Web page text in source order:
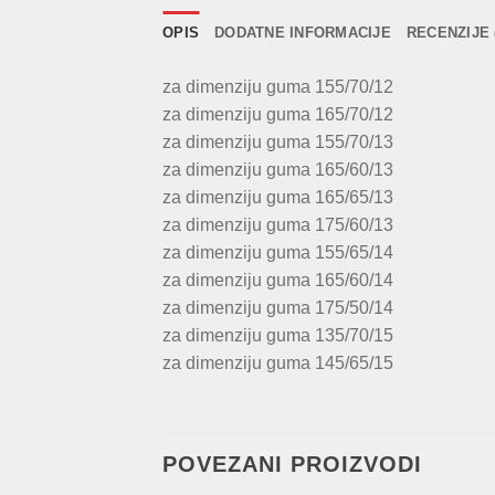
OPIS DODATNE INFORMACIJE RECENZIJE
za dimenziju guma 155/70/12
za dimenziju guma 165/70/12
za dimenziju guma 155/70/13
za dimenziju guma 165/60/13
za dimenziju guma 165/65/13
za dimenziju guma 175/60/13
za dimenziju guma 155/65/14
za dimenziju guma 165/60/14
za dimenziju guma 175/50/14
za dimenziju guma 135/70/15
za dimenziju guma 145/65/15
POVEZANI PROIZVODI